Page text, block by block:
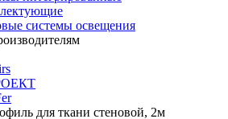
системы освещения